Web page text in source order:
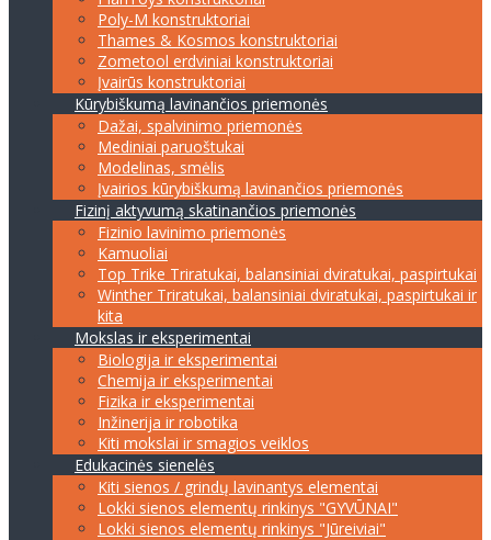
Poly-M konstruktoriai
Thames & Kosmos konstruktoriai
Zometool erdviniai konstruktoriai
Įvairūs konstruktoriai
Kūrybiškumą lavinančios priemonės
Dažai, spalvinimo priemonės
Mediniai paruoštukai
Modelinas, smėlis
Įvairios kūrybiškumą lavinančios priemonės
Fizinį aktyvumą skatinančios priemonės
Fizinio lavinimo priemonės
Kamuoliai
Top Trike Triratukai, balansiniai dviratukai, paspirtukai
Winther Triratukai, balansiniai dviratukai, paspirtukai ir
kita
Mokslas ir eksperimentai
Biologija ir eksperimentai
Chemija ir eksperimentai
Fizika ir eksperimentai
Inžinerija ir robotika
Kiti mokslai ir smagios veiklos
Edukacinės sienelės
Kiti sienos / grindų lavinantys elementai
Lokki sienos elementų rinkinys "GYVŪNAI"
Lokki sienos elementų rinkinys "Jūreiviai"